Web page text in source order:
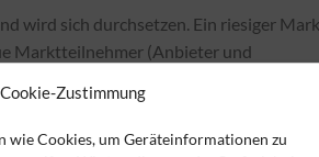
Cookie-Zustimmung
wie Cookies, um Geräteinformationen zu
wird sich durchsetzen. Ein riesiger
Marktteilnehmer (Anbieter und